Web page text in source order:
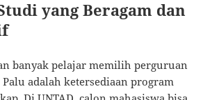
yang Beragam dan
banyak pelajar memilih perguruan
adalah ketersediaan program